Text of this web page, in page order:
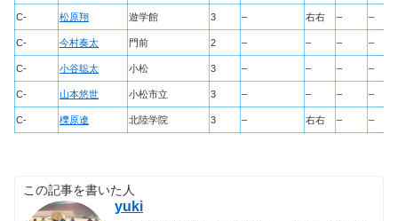
C- 松原翔 遊学館 3 – 右右 – –
C- 今村奏太 門前 2 – – – –
C- 小谷聡太 小松 3 – – – –
C- 山本悠世 小松市立 3 – – – –
C- 櫟原遼 北陸学院 3 – 右右 – –
この記事を書いた人
yuki